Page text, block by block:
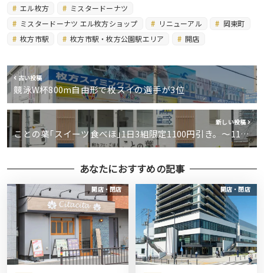
エル枚方
ミスタードーナツ
ミスタードーナツ エル枚方ショップ
リニューアル
岡東町
枚方市駅
枚方市駅・枚方公園駅エリア 開店
古い投稿
競泳W杯800m自由形で枚スイの選手が3位
新しい投稿
ことの葉｢スイーツ食べほ｣1日3組限定1100円引き。〜11…
あなたにおすすめの記事
開店・閉店 開店・閉店